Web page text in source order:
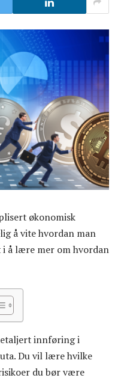
økonomisk
å vite hvordan man
i å lære mer om hvordan
innføring i
Du vil lære hvilke
du bør være